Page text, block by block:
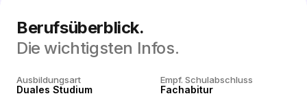
Berufsüberblick.
Die wichtigsten Infos.
Ausbildungsart
Duales Studium
Empf. Schulabschluss
Fachabitur